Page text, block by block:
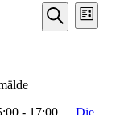
Suche
Suche
Liste
- 17:00
Die